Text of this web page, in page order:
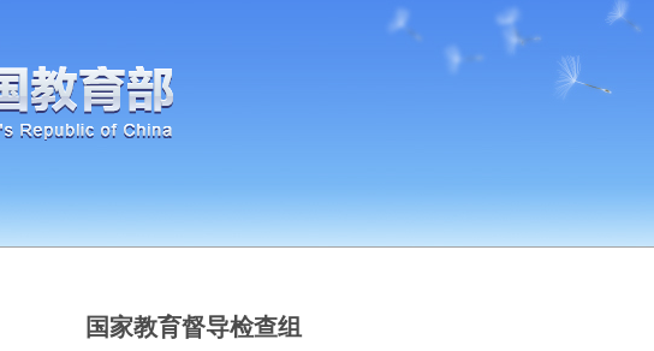
国家教育督导检查组